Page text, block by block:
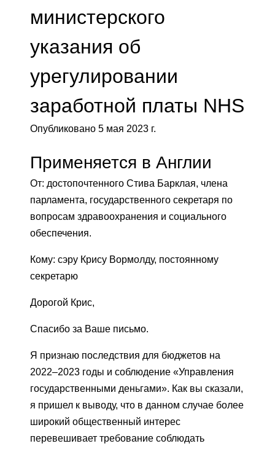
министерского
указания об
урегулировании
заработной платы NHS
Опубликовано 5 мая 2023 г.
Применяется в Англии
От: достопочтенного Стива Барклая, члена
парламента, государственного секретаря по
вопросам здравоохранения и социального
обеспечения.
Кому: сэру Крису Вормолду, постоянному
секретарю
Дорогой Крис,
Спасибо за Ваше письмо.
Я признаю последствия для бюджетов на
2022–2023 годы и соблюдение «Управления
государственными деньгами». Как вы сказали,
я пришел к выводу, что в данном случае более
широкий общественный интерес
перевешивает требование соблюдать